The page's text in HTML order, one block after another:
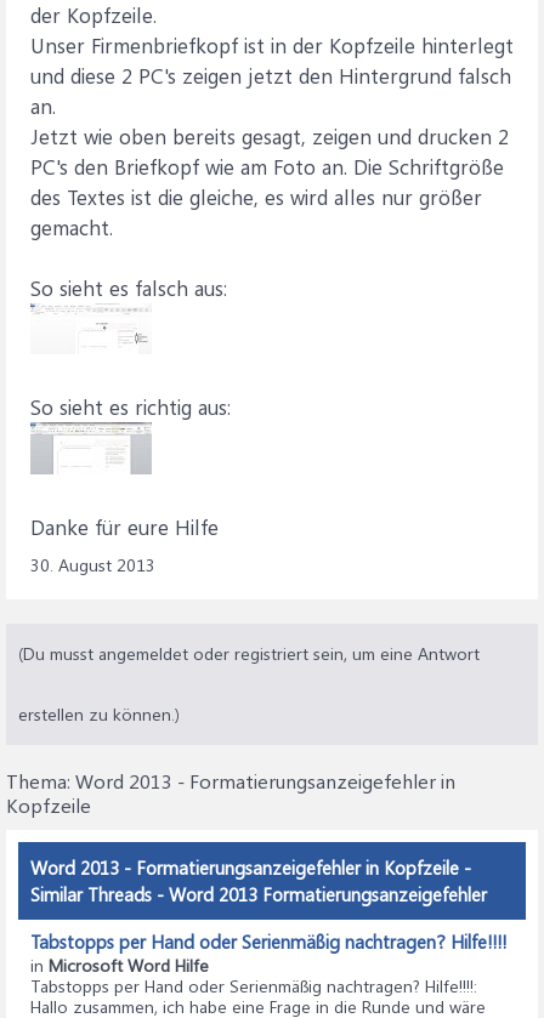
der Kopfzeile.
Unser Firmenbriefkopf ist in der Kopfzeile hinterlegt
und diese 2 PC's zeigen jetzt den Hintergrund falsch
an.
Jetzt wie oben bereits gesagt, zeigen und drucken 2
PC's den Briefkopf wie am Foto an. Die Schriftgröße
des Textes ist die gleiche, es wird alles nur größer
gemacht.
So sieht es falsch aus:
So sieht es richtig aus:
Danke für eure Hilfe
30. August 2013
(Du musst angemeldet oder registriert sein, um eine Antwort
erstellen zu können.)
Thema: Word 2013 - Formatierungsanzeigefehler in
Kopfzeile
Word 2013 - Formatierungsanzeigefehler in Kopfzeile -
Similar Threads - Word 2013 Formatierungsanzeigefehler
Tabstopps per Hand oder Serienmäßig nachtragen? Hilfe!!!!
in Microsoft Word Hilfe
Tabstopps per Hand oder Serienmäßig nachtragen? Hilfe!!!!:
Hallo zusammen, ich habe eine Frage in die Runde und wäre